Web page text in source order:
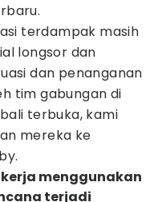
terdampak masih
longsor dan
dan penanganan
tim gabungan di
terbuka, kami
mereka ke
menggunakan
terjadi